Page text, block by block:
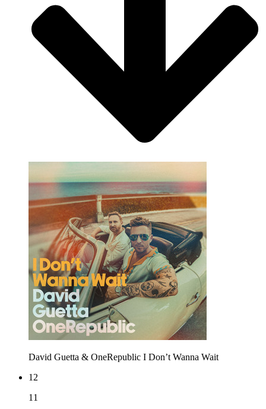
David Guetta & OneRepublic I Don’t Wanna Wait
12
11